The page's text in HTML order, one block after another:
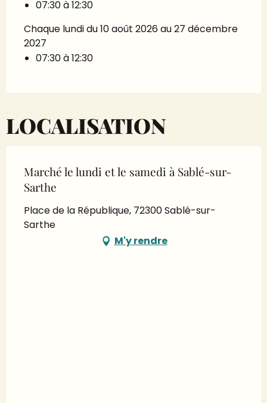
07:30 à 12:30
Chaque lundi du 10 août 2026 au 27 décembre
2027
07:30 à 12:30
LOCALISATION
Marché le lundi et le samedi à Sablé-sur-
Sarthe
Place de la République, 72300 Sablé-sur-
Sarthe
M'y rendre